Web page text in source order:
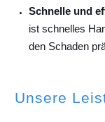
Schnelle und
ist schnelles
den Schaden
Unsere